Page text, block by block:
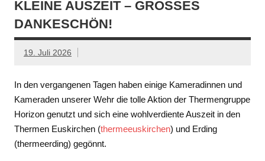
KLEINE AUSZEIT – GROSSES D
ANKESCHÖN!
19. Juli 2026
In den vergangenen Tagen haben einige Kameradinnen und
Kameraden unserer Wehr die tolle Aktion der Thermengruppe
Horizon genutzt und sich eine wohlverdiente Auszeit in den
Thermen Euskirchen (thermeeuskirchen) und Erding
(thermeerding) gegönnt.